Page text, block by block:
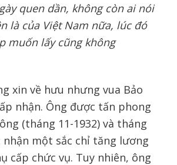
quen dần, không còn ai nói
là của Việt Nam nữa, lúc đó
muốn lấy cũng không
xin về hưu nhưng vua Bảo
nhận. Ông được tấn phong
(tháng 11-1932) và tháng
nhận một sắc chỉ tăng lương
cấp chức vụ. Tuy nhiên, ông